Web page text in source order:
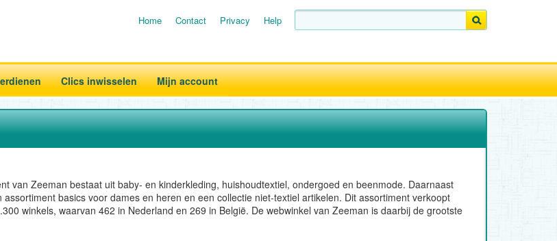
Home Contact Privacy Help
Clics inwisselen Mijn account
van Zeeman bestaat uit baby- en kinderkleding, huishoudtextiel, ondergoed en beenmode. Daarnaast
assortiment basics voor dames en heren en een collectie niet-textiel artikelen. Dit assortiment verkoopt
winkels, waarvan 462 in Nederland en 269 in België. De webwinkel van Zeeman is daarbij de grootste